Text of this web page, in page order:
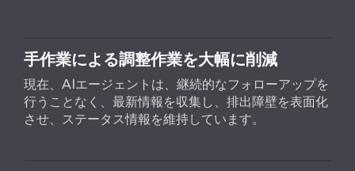
手作業による調整作業を大幅に削減
現在、AIエージェントは、継続的なフォローアップを
行うことなく、最新情報を収集し、排出障壁を表面化
させ、ステータス情報を維持しています。